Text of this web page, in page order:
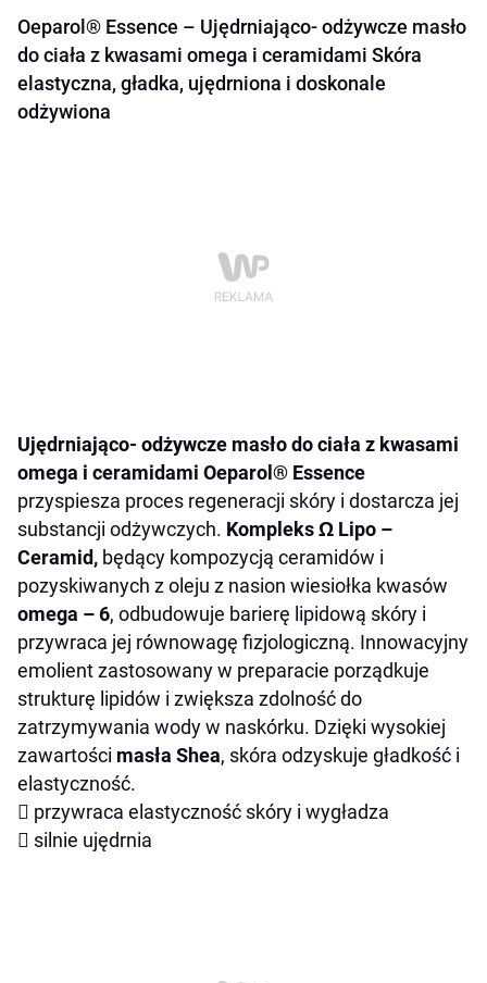
Oeparol® Essence – Ujędrniająco- odżywcze masło
do ciała z kwasami omega i ceramidami Skóra
elastyczna, gładka, ujędrniona i doskonale
odżywiona
Ujędrniająco- odżywcze masło do ciała z kwasami
omega i ceramidami Oeparol® Essence
przyspiesza proces regeneracji skóry i dostarcza jej
substancji odżywczych. KompleksΩ Lipo –
Ceramid, będący kompozycją ceramidów i
pozyskiwanych z oleju z nasion wiesiołka kwasów
omega – 6, odbudowuje barierę lipidową skóry i
przywraca jej równowagę fizjologiczną. Innowacyjny
emolient zastosowany w preparacie porządkuje
strukturę lipidów i zwiększa zdolność do
zatrzymywania wody w naskórku. Dzięki wysokiej
zawartości masła Shea, skóra odzyskuje gładkość i
elastyczność.
 przywraca elastyczność skóry i wygładza
 silnie ujędrnia